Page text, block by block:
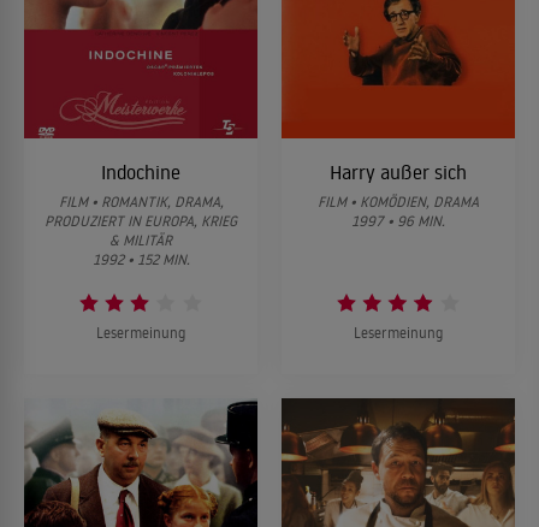
Indochine
FILM • ROMANTIK, DRAMA,
PRODUZIERT IN EUROPA, KRIEG
& MILITÄR
1992 • 152 MIN.
Lesermeinung
Harry außer sich
FILM • KOMÖDIEN, DRAMA
1997 • 96 MIN.
Lesermeinung